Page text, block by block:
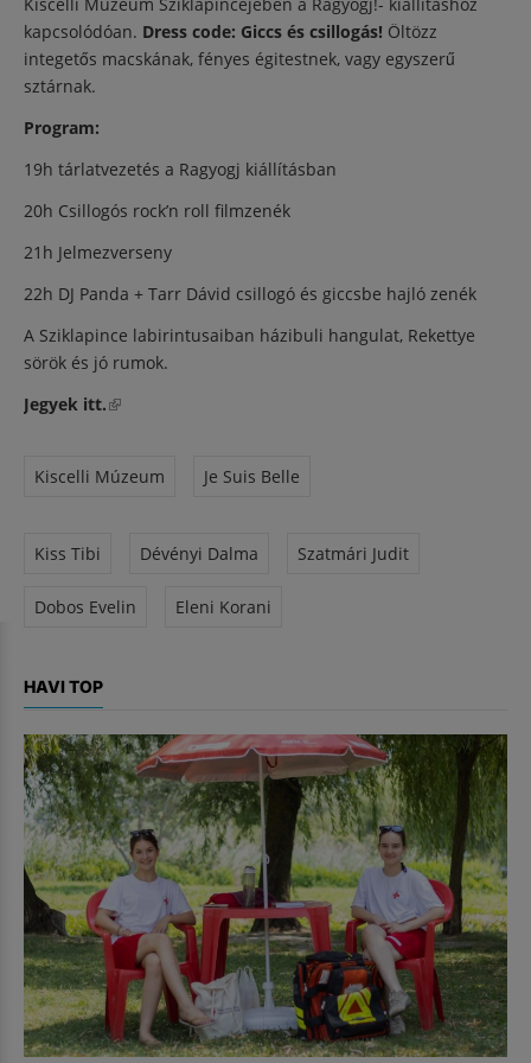
kapcsolódóan. Dress code: Giccs és csillogás! Öltözz
integetős macskának, fényes égitestnek, vagy egyszerű
sztárnak.
Program:
19h tárlatvezetés a Ragyogj kiállításban
20h Csillogós rock’n roll filmzenék
21h Jelmezverseny
22h DJ Panda + Tarr Dávid csillogó és giccsbe hajló zenék
A Sziklapince labirintusaiban házibuli hangulat, Rekettye
sörök és jó rumok.
Jegyek itt.(külső hivatkozás)
Kiscelli Múzeum Je Suis Belle
Kiss Tibi Dévényi Dalma Szatmári Judit
Dobos Evelin Eleni Korani
HAVI TOP